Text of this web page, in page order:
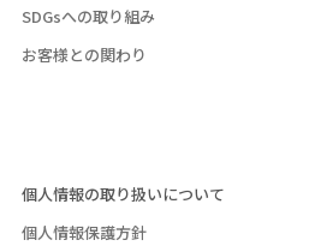
SDGsへの取り組み
お客様との関わり
個人情報の取り扱いについて
個人情報保護方針